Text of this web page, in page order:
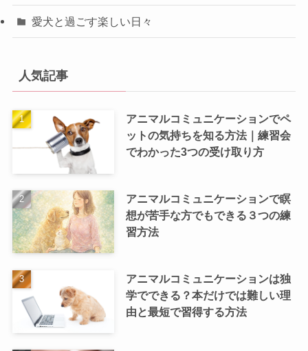
愛犬と過ごす楽しい日々
人気記事
アニマルコミュニケーションでペ
ットの気持ちを知る方法｜練習会
でわかった3つの受け取り方
アニマルコミュニケーションで瞑
想が苦手な方でもできる３つの練
習方法
アニマルコミュニケーションは独
学でできる？本だけでは難しい理
由と最短で習得する方法